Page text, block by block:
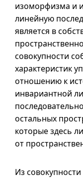
изоморфизма и
линейную
является в
совокупности
характеристик
отношению к
инвариантной
остальных
которые здесь
от
Из